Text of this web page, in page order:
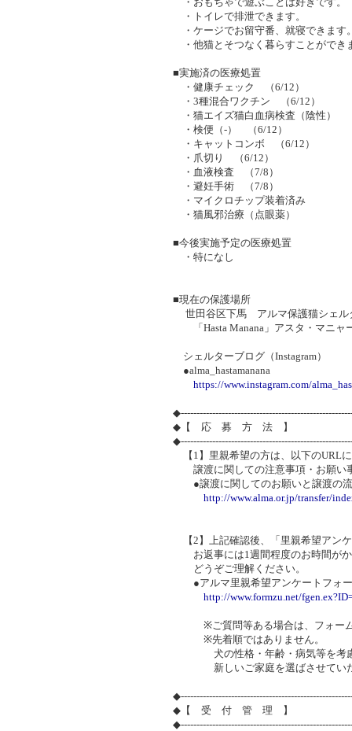
・トイレで排泄できます。
・ケージでお留守番、就寝できます
・他猫とそつなく暮らすことができ
■実施済の医療処置
・健康チェック （6/12）
・3種混合ワクチン （6/12）
・猫エイズ猫白血病検査（陰性）
・検便（-） （6/12）
・キャットコンボ （6/12）
・爪切り （6/12）
・血液検査 （7/8）
・避妊手術 （7/8）
・マイクロチップ装着済み
・猫風邪治療（点眼薬）
■今後実施予定の医療処置
・特になし
■現在の保護場所
世田谷区下馬 アルマ保護猫シェル
「Hasta Manana」アスタ・マニャ
シェルターブログ（Instagram）
●alma_hastamanana
https://www.instagram.com/
◆【 応 募 方 法 】
【1】里親希望の方は、以下のURL
譲渡に関しての注意事項・お願い
●譲渡に関してのお願いと譲渡の
http://www.alma.or.jp/transfer/
【2】上記確認後、「里親希望アン
お返事には1週間程度のお時間がか
どうぞご理解ください。
●アルマ里親希望アンケートフォ
http://www.formzu.net/
※ご質問等ある場合は、フォーム
※先着順ではありません。
犬の性格・年齢・病気等を考慮
新しいご家庭を選ばさせていた
◆【 受 付 管 理 】